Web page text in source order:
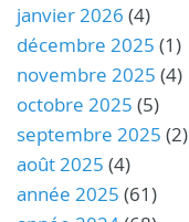
janvier 2026 (4)
décembre 2025 (1)
novembre 2025 (4)
octobre 2025 (5)
septembre 2025 (2)
août 2025 (4)
année 2025 (61)